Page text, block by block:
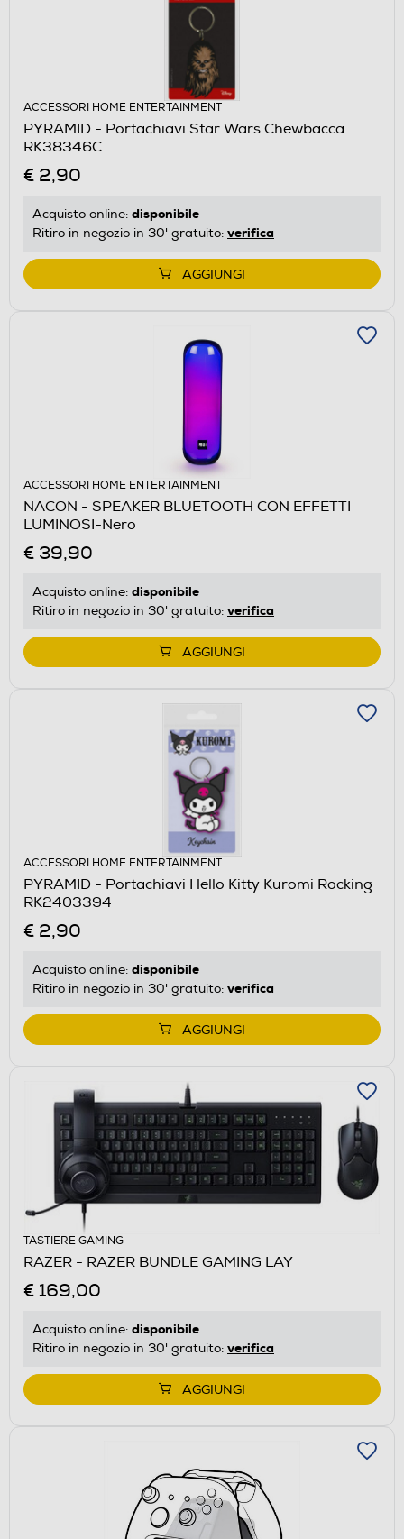
ACCESSORI HOME ENTERTAINMENT
PYRAMID - Portachiavi Star Wars Chewbacca
RK38346C
€ 2,90
Acquisto online: disponibile
Ritiro in negozio in 30' gratuito: verifica
AGGIUNGI
ACCESSORI HOME ENTERTAINMENT
NACON - SPEAKER BLUETOOTH CON EFFETTI
LUMINOSI-Nero
€ 39,90
Acquisto online: disponibile
Ritiro in negozio in 30' gratuito: verifica
AGGIUNGI
ACCESSORI HOME ENTERTAINMENT
PYRAMID - Portachiavi Hello Kitty Kuromi Rocking
RK2403394
€ 2,90
Acquisto online: disponibile
Ritiro in negozio in 30' gratuito: verifica
AGGIUNGI
TASTIERE GAMING
RAZER - RAZER BUNDLE GAMING LAY
€ 169,00
Acquisto online: disponibile
Ritiro in negozio in 30' gratuito: verifica
AGGIUNGI